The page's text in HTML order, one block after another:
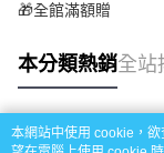
１．簡單：不需註冊會
３．安心：先確認商品
１．於結帳方式選擇
結帳頁面，進行簡訊
全家取貨付款
每筆NT$60，滿
7-11取貨付款
每筆NT$60，滿
🎁全館滿額贈
本分類熱銷全站
本網站中使用 cookie，